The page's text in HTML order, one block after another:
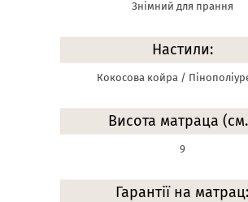
Знімний для прання
Настили:
Кокосова койра /
Висота матраца
9
Гарантії на матрац: